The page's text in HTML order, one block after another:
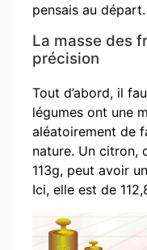
pensais au
La masse des
précision
Tout d’abord, il
légumes ont une
aléatoirement de
nature. Un citron,
113g, peut avoir
Ici, elle est de